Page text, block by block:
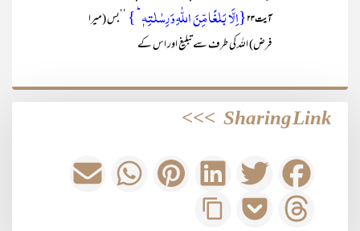
آیت۲۳ {اِلَّا بَلٰغًا مِّنَ اللّٰہِ وَ رِسٰلٰتِہٖ ؕ } ’’بس (میرا
فرض) اللہ کی طرف سے تبلیغ اور اس کے
Sharing Link
>>>